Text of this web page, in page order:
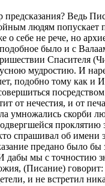
предсказания? Ведь
людям попускает
о себе не рече, но
было и с
Спасителя
мудростию. И
подобно тому как
от нечестия, и от
умножались
спрашивал об
предано было
мы с точностию
(Писание)
и не встретил